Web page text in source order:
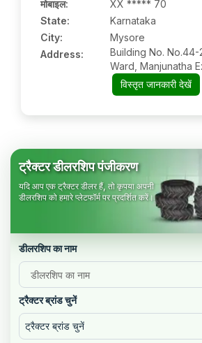
मोबाइल:
XX ***** 70
State:
Karnataka
City:
Mysore
Address:
Building No. No.44-
Ward, Manjunatha
Hunsur, Mysuru,
Code: 571105
विस्तृत जानकारी देखें
ट्रैक्टर डीलरशिप पंजीकरण
यदि आप एक ट्रैक्टर डीलर हैं, तो कृपया अपनी
डीलरशिप को हमारे प्लेटफॉर्म पर प्रदर्शित करें।
डीलरशिप का नाम
ट्रैक्टर ब्रांड चुनें
ट्रैक्टर ब्रांड चुनें